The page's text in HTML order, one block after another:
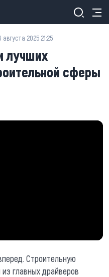
августа 2025 21:25
лучших
сферы
Строительную
главных драйверов